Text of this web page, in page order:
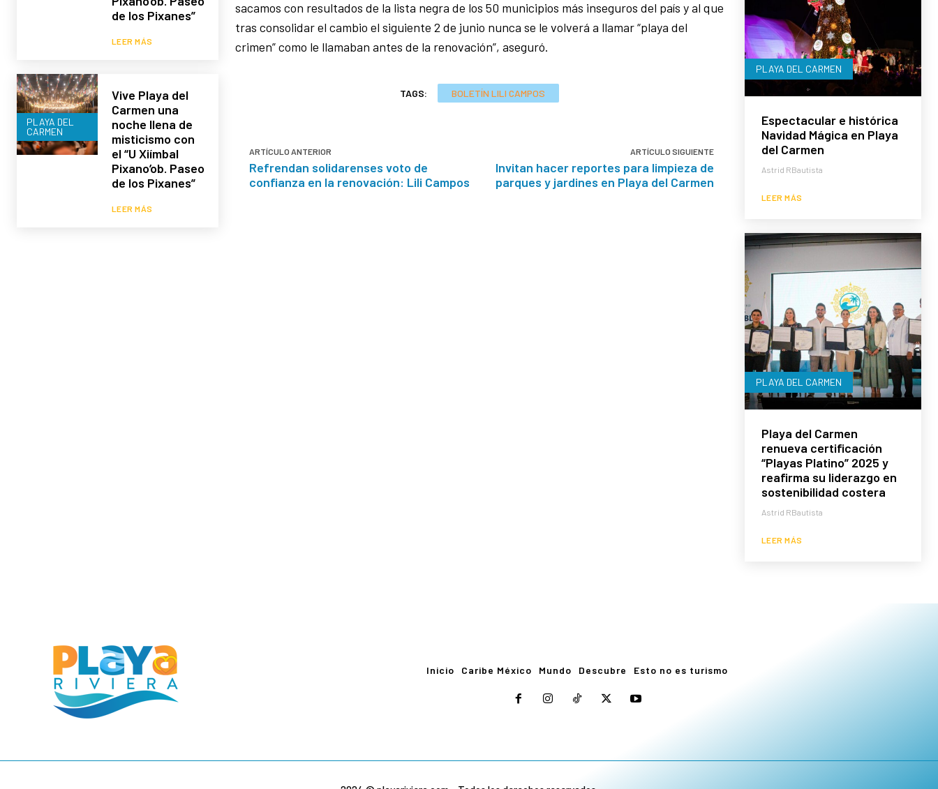
de los Pixanes”
LEER MÁS
PLAYA DEL
CARMEN
Vive Playa del
Carmen una
noche llena de
misticismo con
el “U Xiímbal
Pixano’ob. Paseo
de los Pixanes”
LEER MÁS
sacamos con resultados de la lista negra de los 50 municipios más inseguros del país y al que
tras consolidar el cambio el siguiente 2 de junio nunca se le volverá a llamar “playa del
crimen” como le llamaban antes de la renovación”, aseguró.
TAGS: BOLETÍN LILI CAMPOS
ARTÍCULO ANTERIOR
Refrendan solidarenses voto de
confianza en la renovación: Lili Campos
ARTÍCULO SIGUIENTE
Invitan hacer reportes para limpieza de
parques y jardines en Playa del Carmen
PLAYA DEL CARMEN
Espectacular e histórica
Navidad Mágica en Playa
del Carmen
Astrid RBautista
LEER MÁS
PLAYA DEL CARMEN
Playa del Carmen
renueva certificación
“Playas Platino” 2025 y
reafirma su liderazgo en
sostenibilidad costera
Astrid RBautista
LEER MÁS
Inicio Caribe México Mundo Descubre Esto no es turismo